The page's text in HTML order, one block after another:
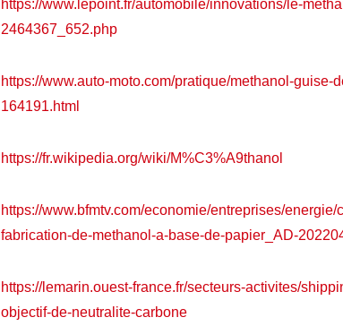
https://www.lepoint.fr/automobile/innovations/le-
2464367_652.php
https://www.auto-moto.com/pratique/methanol-guise-
164191.html
https://fr.wikipedia.org/wiki/M%C3%A9thanol
https://www.bfmtv.com/economie/entreprises/
fabrication-de-methanol-a-base-de-papier_AD-
https://lemarin.ouest-france.fr/secteurs-activites/
objectif-de-neutralite-carbone